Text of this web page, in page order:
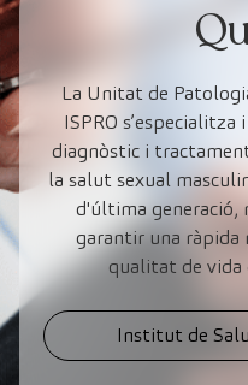
La Unitat de
ISPRO
diagnòstic i
la salut sexual
d'última generació,
garantir una ràpida
qualitat de vida
Institut de